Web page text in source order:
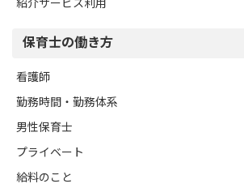
紹介サービス利用
保育士の働き方
看護師
勤務時間・勤務体系
男性保育士
プライベート
給料のこと